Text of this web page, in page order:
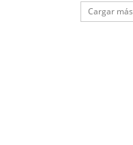
Cargar más